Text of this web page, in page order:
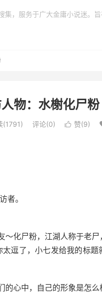
，服务于广大金庸小说迷。旨
物：水榭化尸粉
(1791) 评论(0)  赞(9)
访者。
化尸粉，江湖人称于老
逗了，小七发给我的标题
心中，自己的形象是怎